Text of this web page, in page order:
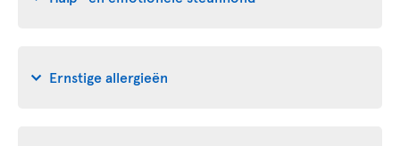
Ernstige allergieën